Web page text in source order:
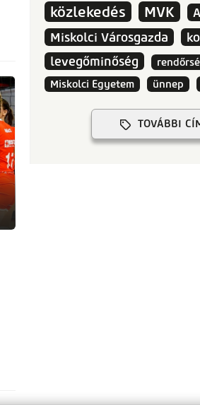
közlekedés MVK
Miskolci Városgazda
levegőminőség
Miskolci Egyetem
ünnep
TOVÁBBI